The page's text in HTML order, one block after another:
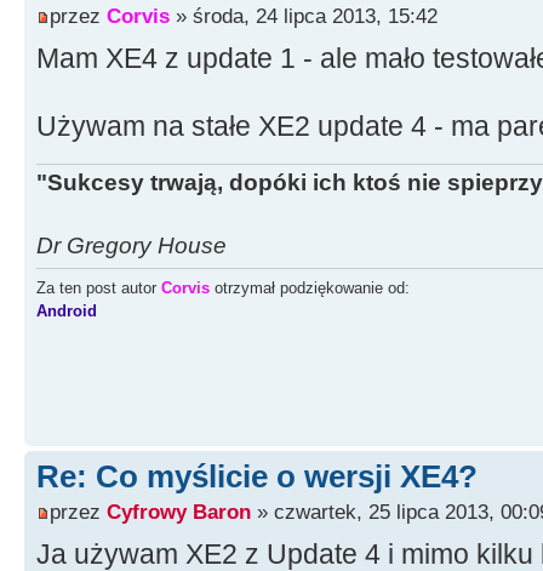
przez Corvis » środa, 24 lipca 2013, 15:42
Mam XE4 z update 1 - ale mało
Używam na stałe XE2 update 4 - ma
"Sukcesy trwają, dopóki ich ktoś nie
Dr Gregory House
Za ten post autor Corvis otrzymał podziękowanie od:
Android
Re: Co myślicie o wersji XE4?
przez Cyfrowy Baron » czwartek, 25 lipca 2013,
Ja używam XE2 z Update 4 i mimo kilku